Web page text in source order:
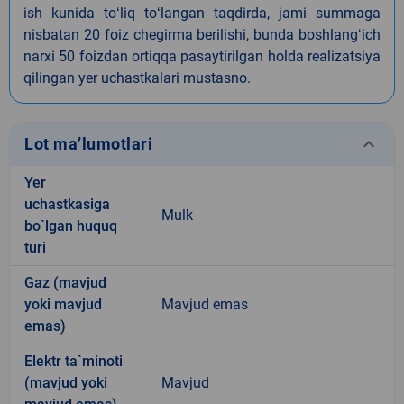
ish kunida toʻliq toʻlangan taqdirda, jami summaga
nisbatan 20 foiz chegirma berilishi, bunda boshlangʻich
narxi 50 foizdan ortiqqa pasaytirilgan holda realizatsiya
qilingan yer uchastkalari mustasno.
Lot ma’lumotlari keyboard_arrow_down
Yer
uchastkasiga
bo`lgan huquq
turi
Mulk
Gaz (mavjud
yoki mavjud
emas)
Mavjud emas
Elektr ta`minoti
(mavjud yoki
Mavjud